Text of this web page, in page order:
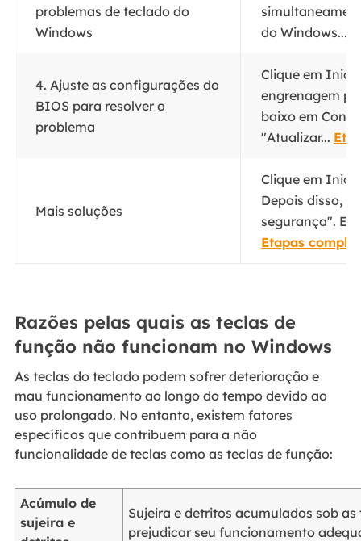
problemas de teclado do
Windows
do Windows...
4. Ajuste as configurações do
BIOS para resolver o
problema
Clique em
engrenagem
baixo em
"Atualizar...
Mais soluções
Clique em
Depois disso,
segurança".
Etapas
Razões pelas quais as teclas de
função não funcionam no Windows
As teclas do teclado podem sofrer deterioração e
mau funcionamento ao longo do tempo devido ao
uso prolongado. No entanto, existem fatores
específicos que contribuem para a não
funcionalidade de teclas como as teclas de função:
Acúmulo de
sujeira e
Sujeira e detritos acumulados sob
prejudicar seu funcionamento